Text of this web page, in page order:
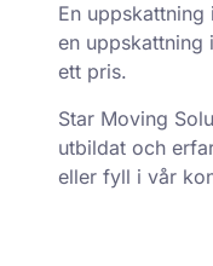
En
en uppskattning
ett pris.
Star Moving
utbildat och
eller fyll i vår